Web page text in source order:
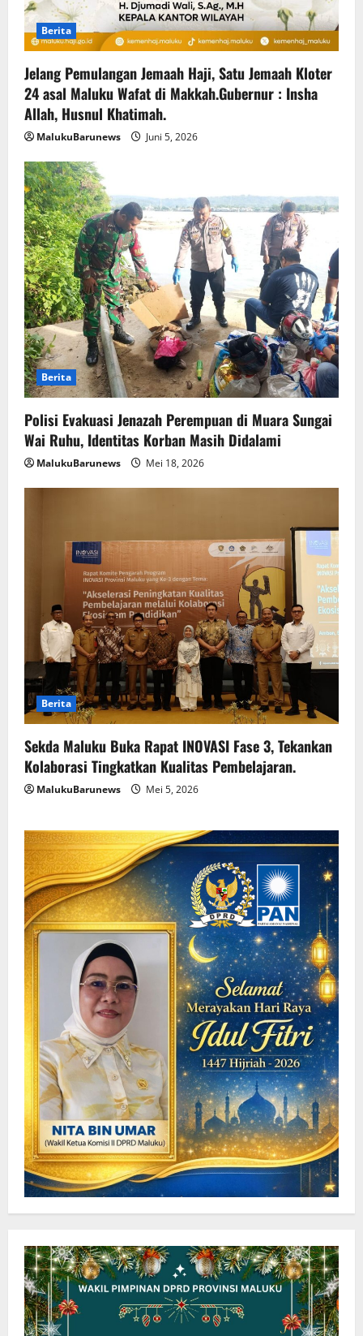
Berita
Jelang Pemulangan Jemaah Haji, Satu Jemaah Kloter
24 asal Maluku Wafat di Makkah.Gubernur : Insha
Allah, Husnul Khatimah.
MalukuBarunews Juni 5, 2026
Berita
Polisi Evakuasi Jenazah Perempuan di Muara Sungai
Wai Ruhu, Identitas Korban Masih Didalami
MalukuBarunews Mei 18, 2026
Berita
Sekda Maluku Buka Rapat INOVASI Fase 3, Tekankan
Kolaborasi Tingkatkan Kualitas Pembelajaran.
MalukuBarunews Mei 5, 2026